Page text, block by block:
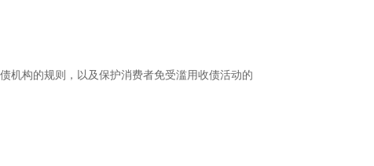
机构的规则，以及保护消费者免受滥用收债活动的